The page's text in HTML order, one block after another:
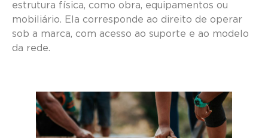
estrutura física, como obra, equipamentos ou
mobiliário. Ela corresponde ao direito de operar
sob a marca, com acesso ao suporte e ao modelo
da rede.